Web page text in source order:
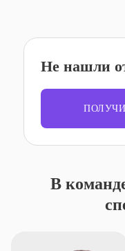
Не нашли
В